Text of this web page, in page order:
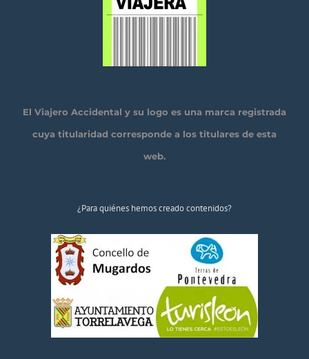
El Viajero Accidental y su logo es una marca registrada
cuya titularidad corresponde a los titulares de esta
web.
¿Para quiénes hemos creado contenidos?